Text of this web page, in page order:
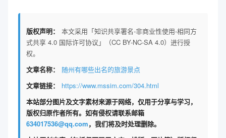
版权声明：
本文采用「知识共享署名-非商业性使用-相同方
式共享 4.0 国际许可协议」（CC BY-NC-SA 4.0）进行授
权。
文章名称：
随州有哪些出名的旅游景点
文章链接：
https://www.mssim.com/304.html
本站部分图片及文字素材来源于网络，仅用于分享与学习，
版权归原作者所有。如有侵权请联系邮箱
634017536@qq.com，我们将及时处理删除。